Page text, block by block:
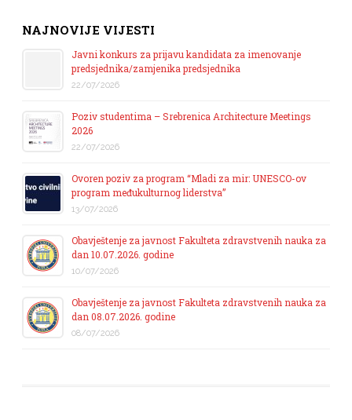
NAJNOVIJE VIJESTI
Javni konkurs za prijavu kandidata za imenovanje
predsjednika/zamjenika predsjednika
22/07/2026
Poziv studentima – Srebrenica Architecture Meetings
2026
22/07/2026
Ovoren poziv za program “Mladi za mir: UNESCO-ov
program međukulturnog liderstva”
13/07/2026
Obavještenje za javnost Fakulteta zdravstvenih nauka za
dan 10.07.2026. godine
10/07/2026
Obavještenje za javnost Fakulteta zdravstvenih nauka za
dan 08.07.2026. godine
08/07/2026